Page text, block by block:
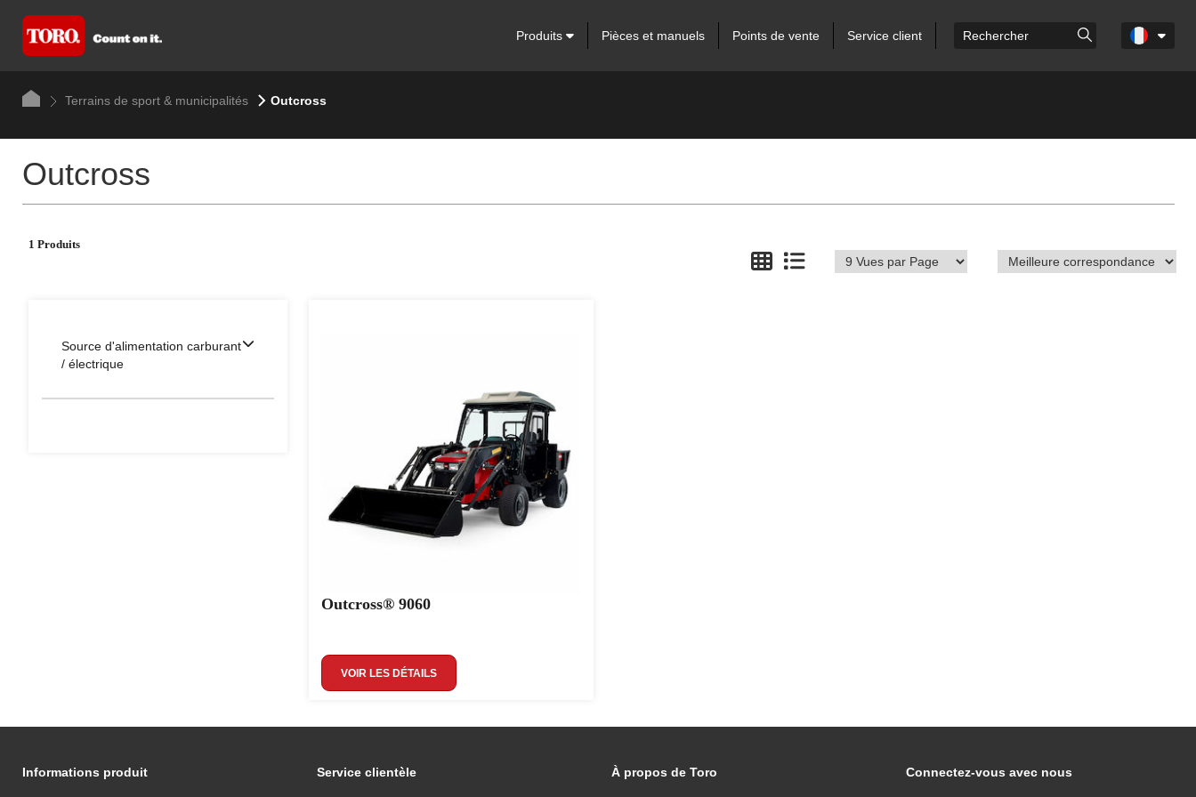
Produits Pièces et manuels Points de vente Service client
Terrains de sport & municipalités Outcross
Outcross
1 Produits
Source d'alimentation carburant
/ électrique
Outcross® 9060
VOIR LES DÉTAILS
Informations produit Service clientèle À propos de Toro Connectez-vous avec nous